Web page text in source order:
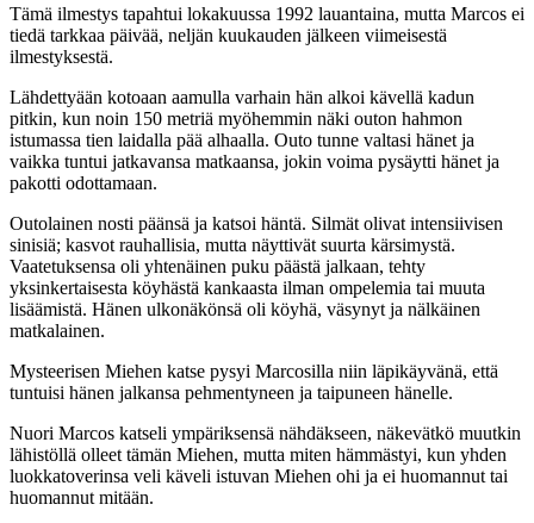
Tämä ilmestys tapahtui lokakuussa 1992 lauantaina, mutta Marcos ei
tiedä tarkkaa päivää, neljän kuukauden jälkeen viimeisestä
ilmestyksestä.
Lähdettyään kotoaan aamulla varhain hän alkoi kävellä kadun
pitkin, kun noin 150 metriä myöhemmin näki outon hahmon
istumassa tien laidalla pää alhaalla. Outo tunne valtasi hänet ja
vaikka tuntui jatkavansa matkaansa, jokin voima pysäytti hänet ja
pakotti odottamaan.
Outolainen nosti päänsä ja katsoi häntä. Silmät olivat intensiivisen
sinisiä; kasvot rauhallisia, mutta näyttivät suurta kärsimystä.
Vaatetuksensa oli yhtenäinen puku päästä jalkaan, tehty
yksinkertaisesta köyhästä kankaasta ilman ompelemia tai muuta
lisäämistä. Hänen ulkonäkönsä oli köyhä, väsynyt ja nälkäinen
matkalainen.
Mysteerisen Miehen katse pysyi Marcosilla niin läpikäyvänä, että
tuntuisi hänen jalkansa pehmentyneen ja taipuneen hänelle.
Nuori Marcos katseli ympäriksensä nähdäkseen, näkevätkö muutkin
lähistöllä olleet tämän Miehen, mutta miten hämmästyi, kun yhden
luokkatoverinsa veli käveli istuvan Miehen ohi ja ei huomannut tai
huomannut mitään.